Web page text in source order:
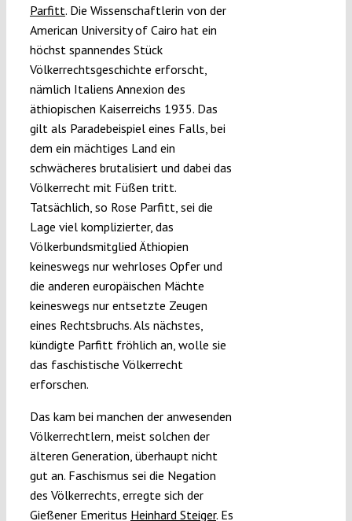
Parfitt. Die Wissenschaftlerin von der
American University of Cairo hat ein
höchst spannendes Stück
Völkerrechtsgeschichte erforscht,
nämlich Italiens Annexion des
äthiopischen Kaiserreichs 1935. Das
gilt als Paradebeispiel eines Falls, bei
dem ein mächtiges Land ein
schwächeres brutalisiert und dabei das
Völkerrecht mit Füßen tritt.
Tatsächlich, so Rose Parfitt, sei die
Lage viel komplizierter, das
Völkerbundsmitglied Äthiopien
keineswegs nur wehrloses Opfer und
die anderen europäischen Mächte
keineswegs nur entsetzte Zeugen
eines Rechtsbruchs. Als nächstes,
kündigte Parfitt fröhlich an, wolle sie
das faschistische Völkerrecht
erforschen.
Das kam bei manchen der anwesenden
Völkerrechtlern, meist solchen der
älteren Generation, überhaupt nicht
gut an. Faschismus sei die Negation
des Völkerrechts, erregte sich der
Gießener Emeritus Heinhard Steiger. Es